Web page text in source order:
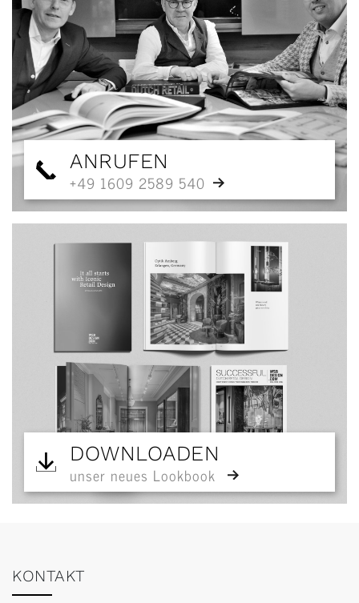
ANRUFEN
+49 1609 2589 540
DOWNLOADEN
unser neues Lookbook
KONTAKT